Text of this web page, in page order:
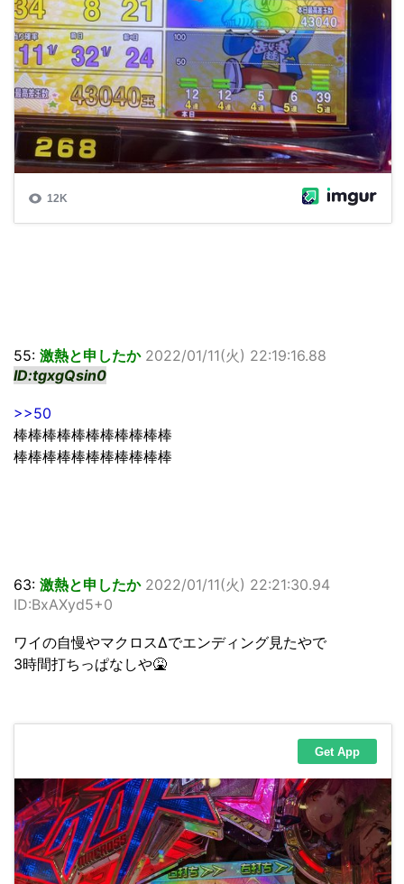
55: 激熱と申したか 2022/01/11(火) 22:19:16.88
ID:tgxgQsin0
>>50
棒棒棒棒棒棒棒棒棒棒棒
棒棒棒棒棒棒棒棒棒棒棒
63: 激熱と申したか 2022/01/11(火) 22:21:30.94
ID:BxAXyd5+0
ワイの自慢やマクロスΔでエンディング見たやで
3時間打ちっぱなしや🤮